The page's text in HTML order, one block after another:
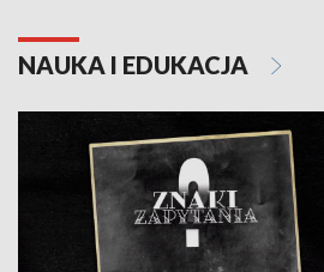
NAUKA I EDUKACJA